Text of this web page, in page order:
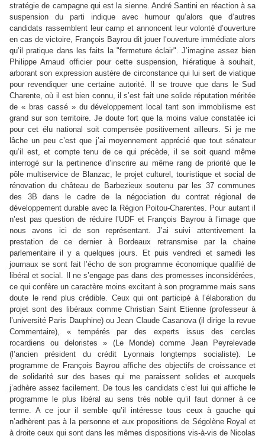
stratégie de campagne qui est la sienne. André Santini en réaction à sa
suspension du parti indique avec humour qu’alors que d’autres
candidats rassemblent leur camp et annoncent leur volonté d’ouverture
en cas de victoire, François Bayrou dit jouer l’ouverture immédiate alors
qu’il pratique dans les faits la "fermeture éclair". J’imagine assez bien
Philippe Arnaud officier pour cette suspension, hiératique à souhait,
arborant son expression austère de circonstance qui lui sert de viatique
pour revendiquer une certaine autorité. Il se trouve que dans le Sud
Charente, où il est bien connu, il s’est fait une solide réputation méritée
de « bras cassé » du développement local tant son immobilisme est
grand sur son territoire. Je doute fort que la moins value constatée ici
pour cet élu national soit compensée positivement ailleurs. Si je me
lâche un peu c’est que j’ai moyennement apprécié que tout sénateur
qu’il est, et compte tenu de ce qui précède, il se soit quand même
interrogé sur la pertinence d’inscrire au même rang de priorité que le
pôle multiservice de Blanzac, le projet culturel, touristique et social de
rénovation du château de Barbezieux soutenu par les 37 communes
des 3B dans le cadre de la négociation du contrat régional de
développement durable avec la Région Poitou-Charentes. Pour autant il
n’est pas question de réduire l’UDF et François Bayrou à l’image que
nous avons ici de son représentant. J’ai suivi attentivement la
prestation de ce dernier à Bordeaux retransmise par la chaine
parlementaire il y a quelques jours. Et puis vendredi et samedi les
journaux se sont fait l’écho de son programme économique qualifié de
libéral et social. Il ne s’engage pas dans des promesses inconsidérées,
ce qui confère un caractère moins excitant à son programme mais sans
doute le rend plus crédible. Ceux qui ont participé à l’élaboration du
projet sont des libéraux comme Christian Saint Etienne (professeur à
l’université Paris Dauphine) ou Jean Claude Casanova (il dirige la revue
Commentaire), « tempérés par des experts issus des cercles
rocardiens ou deloristes » (Le Monde) comme Jean Peyrelevade
(l’ancien président du crédit Lyonnais longtemps socialiste). Le
programme de François Bayrou affiche des objectifs de croissance et
de solidarité sur des bases qui me paraissent solides et auxquels
j’adhère assez facilement. De tous les candidats c’est lui qui affiche le
programme le plus libéral au sens très noble qu’il faut donner à ce
terme. A ce jour il semble qu’il intéresse tous ceux à gauche qui
n’adhèrent pas à la personne et aux propositions de Ségolène Royal et
à droite ceux qui sont dans les mêmes dispositions vis-à-vis de Nicolas